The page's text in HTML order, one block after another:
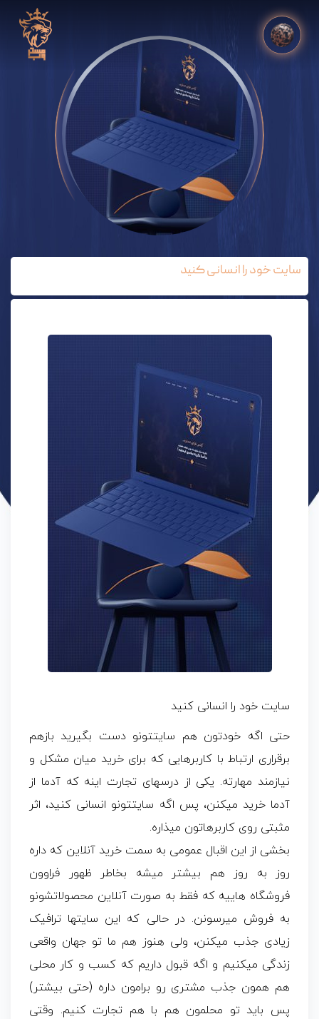
سایت خود را انسانی کنید
سایت خود را انسانی کنید
حتی اگه خودتون هم سایتتونو دست بگیرید بازهم
برقراری ارتباط با کاربرهایی که برای خرید میان مشکل و
نیازمند مهارته. یکی از درسهای تجارت اینه که آدما از
آدما خرید میکنن، پس اگه سایتتونو انسانی کنید، اثر
مثبتی روی کاربرهاتون میذاره.
بخشی از این اقبال عمومی به سمت خرید آنلاین که داره
روز به روز هم بیشتر میشه بخاطر ظهور فراوون
فروشگاه هاییه که فقط به صورت آنلاین محصولاتشونو
به فروش میرسونن. در حالی که این سایتها ترافیک
زیادی جذب میکنن، ولی هنوز هم ما تو جهان واقعی
زندگی میکنیم و اگه قبول داریم که کسب و کار محلی
هم همون جذب مشتری رو برامون داره (حتی بیشتر)
پس باید تو محلمون هم با هم تجارت کنیم. وقتی